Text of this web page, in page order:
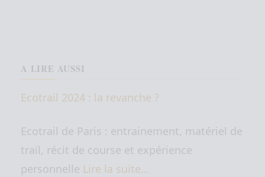
A LIRE AUSSI
Ecotrail 2024 : la revanche ?
Ecotrail de Paris : entrainement, matériel de
trail, récit de course et expérience
personnelle Lire la suite…